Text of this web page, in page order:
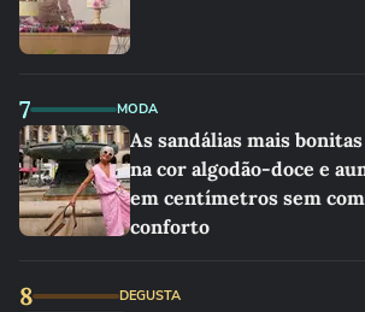
7 MODA
As sandálias mais
na cor algodão-doce e
em centímetros sem
conforto
8 DEGUSTA